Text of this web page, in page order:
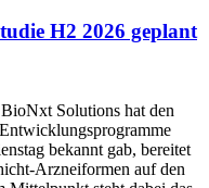
H2 2026 geplant
Solutions hat den
bekannt gab, bereitet
Arzneiformen auf den